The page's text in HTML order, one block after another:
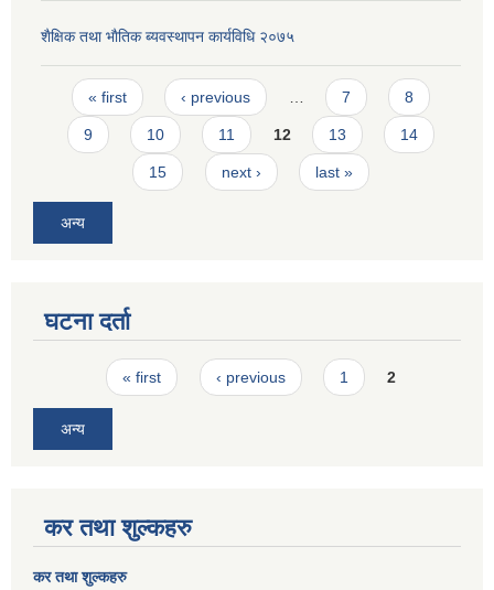
शैक्षिक तथा भाैतिक ब्यवस्थापन कार्यविधि २०७५
Pages
« first ‹ previous 7 8
9 10 11 12 13 14
15 next › last »
अन्य
घटना दर्ता
Pages« first ‹ previous 1 2
अन्य
कर तथा शुल्कहरु
कर तथा शुल्कहरु